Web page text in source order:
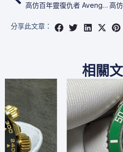
高仿百年靈復仇者 Avenger SB0146101L1X1
分享此文章：
相關